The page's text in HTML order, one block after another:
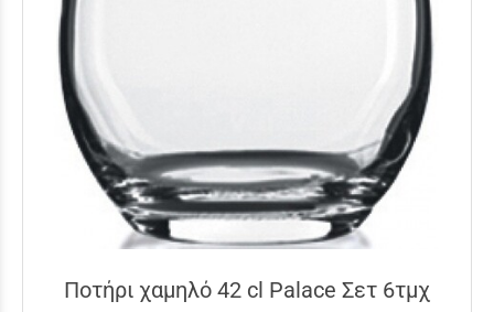
Ποτήρι χαμηλό 42 cl Palace Σετ 6τμχ